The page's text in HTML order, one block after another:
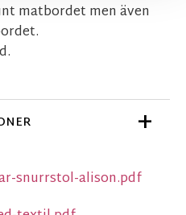
matbordet men även
snurrstol-alison.pdf